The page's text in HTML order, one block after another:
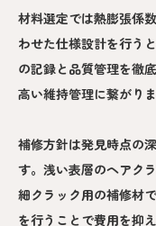
材料選定では熱膨張係
わせた仕様設計を行う
の記録と品質管理を徹
高い維持管理に繋がりま
補修方針は発見時点の
す。浅い表層のヘアク
細クラック用の補修材
を行うことで費用を抑